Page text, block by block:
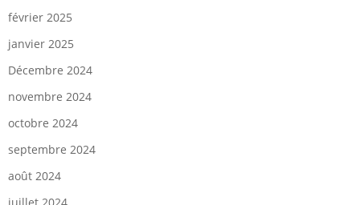
février 2025
janvier 2025
Décembre 2024
novembre 2024
octobre 2024
septembre 2024
août 2024